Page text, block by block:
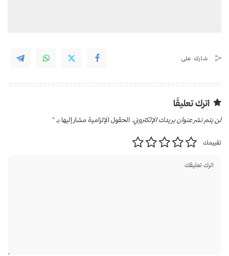
شارك على
اترك تعليقًا
لن يتم نشر عنوان بريدك الإلكتروني. الحقول الإلزامية مشار إليها بـ*
تقييمك